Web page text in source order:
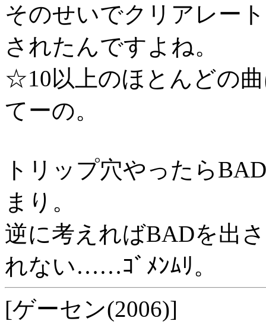
そのせいでクリアレー
されたんですよね。
☆10以上のほとんどの
てーの。
トリップ穴やったら
まり。
逆に考えればBADを出
れない……ｺﾞﾒﾝﾑﾘ。
[ゲーセン(2006)]